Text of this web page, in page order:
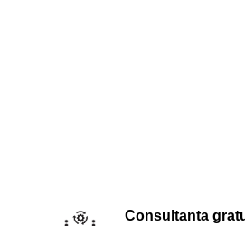
Consultanta